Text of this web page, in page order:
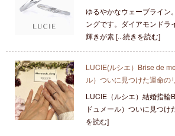
ゆるやかなウェーブライン
ングです。ダイアモンドラ
輝きが素 [...続きを読む]
LUCIE(ルシエ）Brise de
ル）ついに見つけた運命の
LUCIE（ルシエ）結婚指輪
ドュメール）ついに見つけ
を読む]